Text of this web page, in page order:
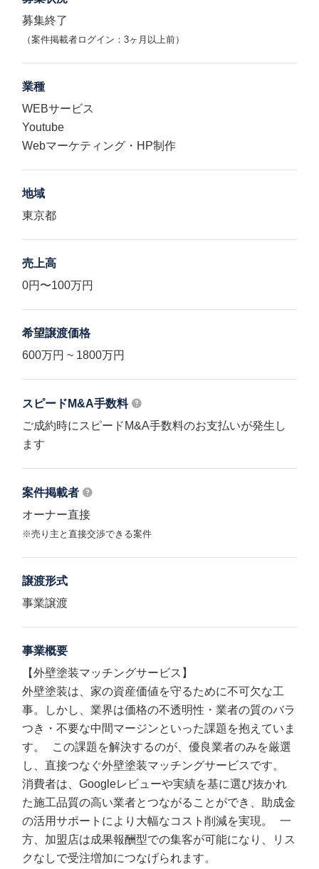
募集終了
（案件掲載者ログイン：3ヶ月以上前）
業種
WEBサービス
Youtube
Webマーケティング・HP制作
地域
東京都
売上高
0円〜100万円
希望譲渡価格
600万円 ~ 1800万円
スピードM&A手数料
ご成約時にスピードM&A手数料のお支払いが発生し
ます
案件掲載者
オーナー直接
※売り主と直接交渉できる案件
譲渡形式
事業譲渡
事業概要
【外壁塗装マッチングサービス】
外壁塗装は、家の資産価値を守るために不可欠な工
事。しかし、業界は価格の不透明性・業者の質のバラ
つき・不要な中間マージンといった課題を抱えていま
す。 この課題を解決するのが、優良業者のみを厳選
し、直接つなぐ外壁塗装マッチングサービスです。
消費者は、Googleレビューや実績を基に選び抜かれ
た施工品質の高い業者とつながることができ、助成金
の活用サポートにより大幅なコスト削減を実現。 一
方、加盟店は成果報酬型での集客が可能になり、リス
クなしで受注増加につなげられます。